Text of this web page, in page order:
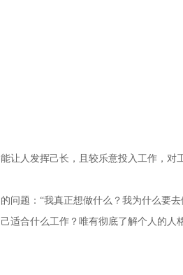
人发挥己长，且较乐意投入工作，对
题：“我真正想做什么？我为什么要去
适合什么工作？唯有彻底了解个人的